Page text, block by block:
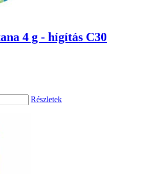
4 g - hígítás C30
Részletek